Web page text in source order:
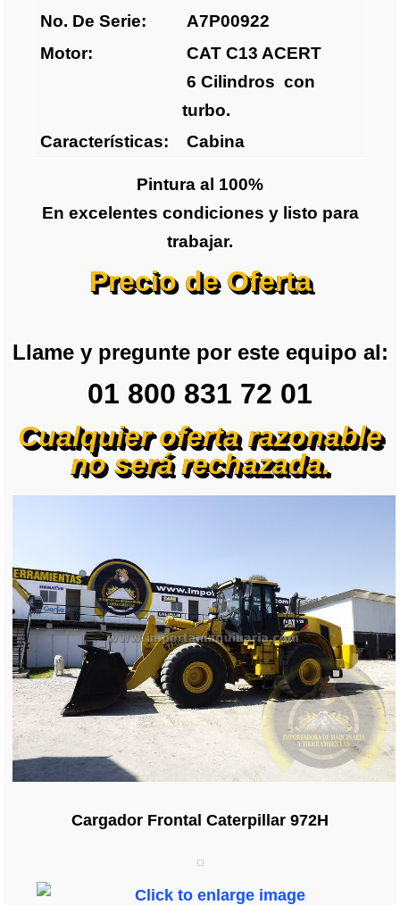
No. De Serie:
A7P00922
Motor:
CAT C13 ACERT
6 Cilindros con
turbo.
Características:
Cabina
Pintura al 100%
En excelentes condiciones y listo para
trabajar.
Precio de Oferta
Llame y pregunte por este equipo al:
01 800 831 72 01
Cualquier oferta razonable
no será rechazada.
Cargador Frontal Caterpillar 972H